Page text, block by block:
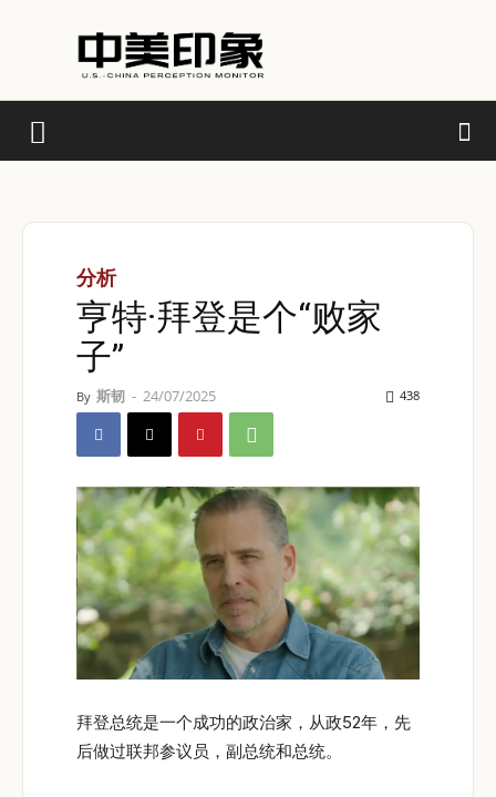
分析
亨特·拜登是个“败家
子”
By 斯韧 - 24/07/2025 438
拜登总统是一个成功的政治家，从政52年，先
后做过联邦参议员，副总统和总统。